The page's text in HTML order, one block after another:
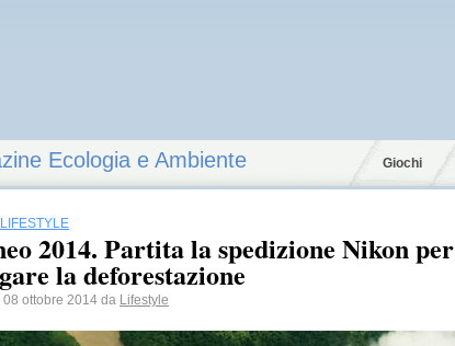
Ecologia e Ambiente Giochi
LIFESTYLE
2014. Partita la spedizione Nikon per
la deforestazione
08 ottobre 2014 da Lifestyle